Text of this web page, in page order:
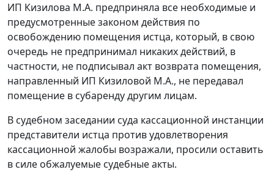
ИП Кизилова М.А. предприняла все необходимые и
предусмотренные законом действия по
освобождению помещения истца, который, в свою
очередь не предпринимал никаких действий, в
частности, не подписывал акт возврата помещения,
направленный ИП Кизиловой М.А., не передавал
помещение в субаренду другим лицам.
В судебном заседании суда кассационной инстанции
представители истца против удовлетворения
кассационной жалобы возражали, просили оставить
в силе обжалуемые судебные акты.